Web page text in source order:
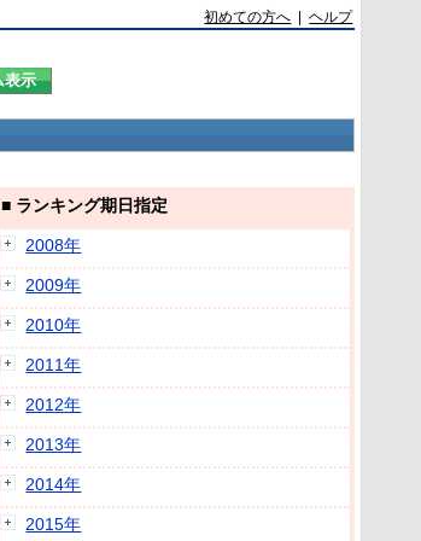
初めての方へ |ヘルプ
■ ランキング期日指定
2008年
2009年
2010年
2011年
2012年
2013年
2014年
2015年